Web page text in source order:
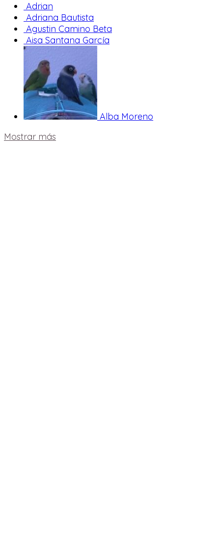
Adrian
Adriana Bautista
Agustin Camino Beta
Aisa Santana García
Alba Moreno
Mostrar más